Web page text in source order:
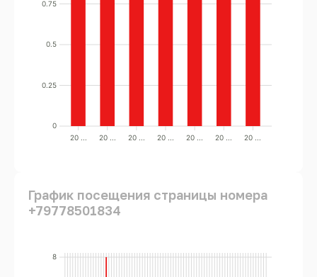
0
0.25
0.5
0.75
20 ... 20 ... 20 ... 20 ... 20 ... 20 ... 20 ...
График посещения страницы номера
+79778501834
8